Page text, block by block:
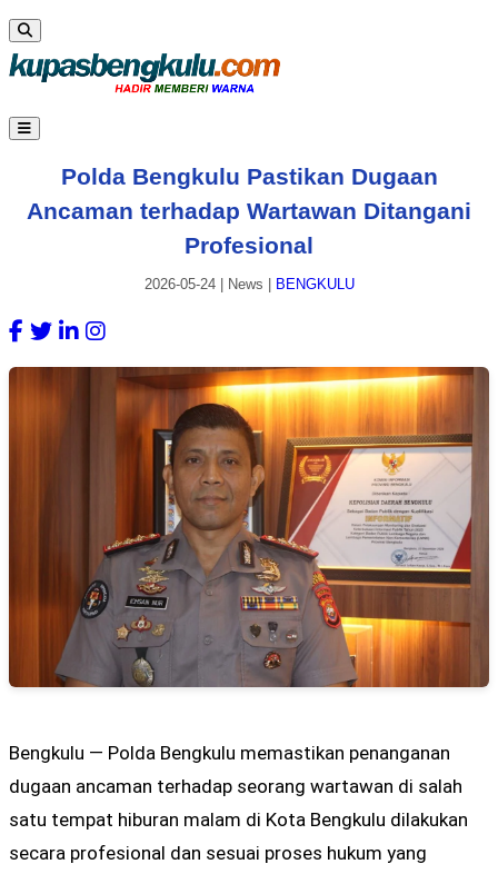
Polda Bengkulu Pastikan Dugaan
Ancaman terhadap Wartawan Ditangani
Profesional
2026-05-24| News BENGKULU
Bengkulu — Polda Bengkulu memastikan penanganan
dugaan ancaman terhadap seorang wartawan di salah
satu tempat hiburan malam di Kota Bengkulu dilakukan
secara profesional dan sesuai proses hukum yang